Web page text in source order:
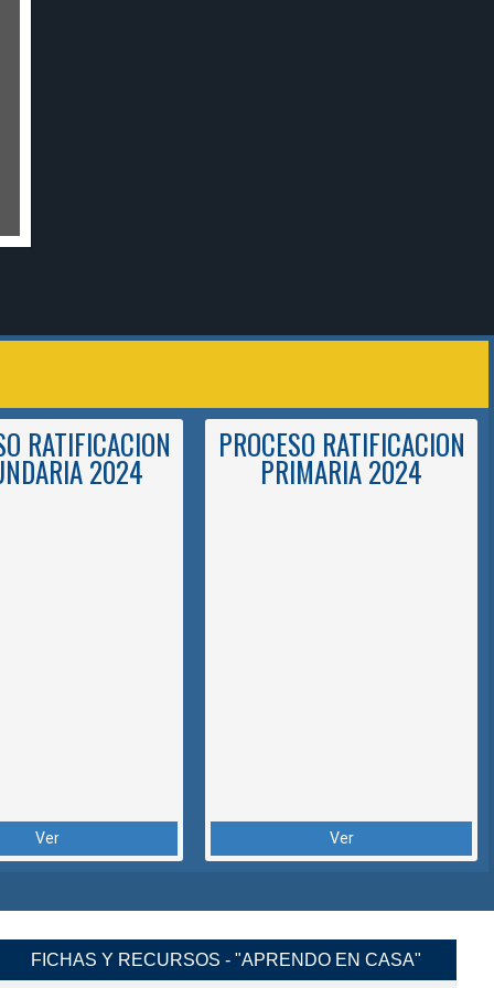
RATIFICACION
2024
Ver
PROCESO RATIFICACION
PRIMARIA 2024
Ver
FICHAS Y RECURSOS - "APRENDO EN CASA"